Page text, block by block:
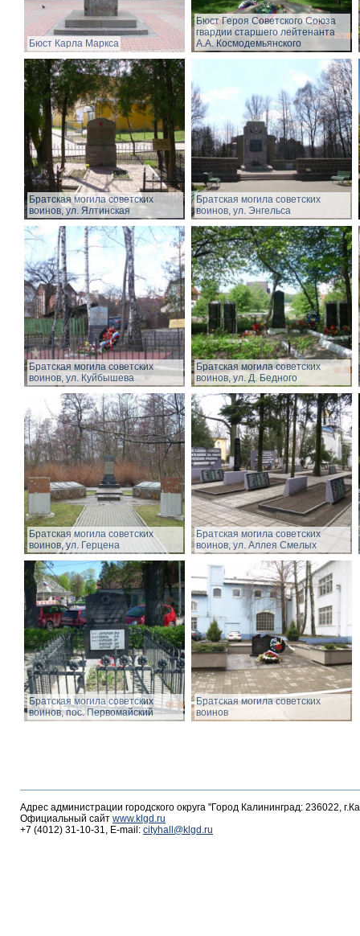
Бюст Карла Маркса
Бюст Героя Советского Союза
гвардии старшего лейтенанта
А.А. Космодемьянского
Братская могила советских
воинов, ул. Ялтинская
Братская могила советских
воинов, ул. Энгельса
Братская могила советских
воинов, ул. Куйбышева
Братская могила советских
воинов, ул. Д. Бедного
Братская могила советских
воинов, ул. Герцена
Братская могила советских
воинов, ул. Аллея Смелых
Братская могила советских
воинов, пос. Первомайский
Братская могила советских
воинов
Адрес администрации городского округа "Город Калининград: 236022,
Официальный сайт www.klgd.ru
+7 (4012) 31-10-31, E-mail: cityhall@klgd.ru